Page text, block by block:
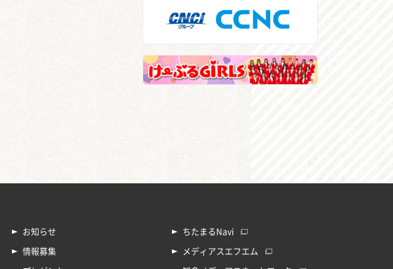
お知らせ
情報募集
ちたまるNavi
メディアスエフエム